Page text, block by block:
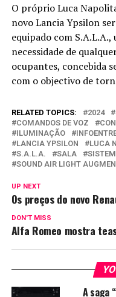
O próprio Luca
novo Lancia Ypsilon
equipado com
necessidade de
ocupantes, concebida
com o objectivo de
RELATED TOPICS: 2024
COMANDOS DE VOZ
ILUMINAÇÃO
LANCIA YPSILON
LUCA
S.A.L.A.
SALA
SOUND AIR LIGHT
UP NEXT
Os preços do novo
DON'T MISS
Alfa Romeo mostra
A saga